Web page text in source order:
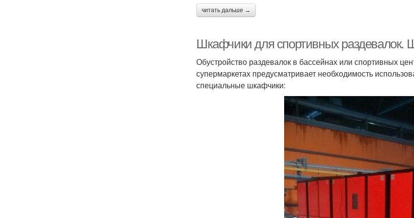
читать дальше →
Шкафчики для спортивных раздевалок.
Обустройство раздевалок в бассейнах или спортивных
супермаркетах предусматривает необходимость
специальные шкафчики: